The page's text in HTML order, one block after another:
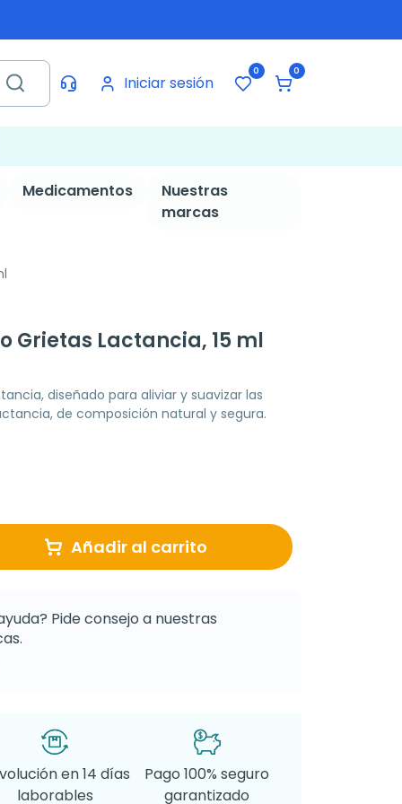
Iniciar sesión
0 0
Medicamentos
Nuestras
marcas
Grietas Lactancia, 15 ml
diseñado para aliviar y suavizar las
de composición natural y segura.
Añadir al carrito
Pide consejo a nuestras
en 14 días
laborables
Pago 100% seguro
garantizado